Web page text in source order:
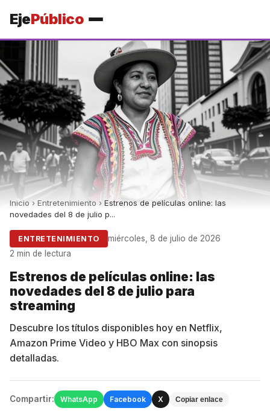
EjePúblico
Inicio › Entretenimiento › Estrenos de películas online: las
novedades del 8 de julio p...
ENTRETENIMIENTO
miércoles, 8 de julio de 2026
2 min de lectura
Estrenos de películas online: las
novedades del 8 de julio para
streaming
Descubre los títulos disponibles hoy en Netflix,
Amazon Prime Video y HBO Max con sinopsis
detalladas.
Compartir: WhatsApp Facebook X Copiar enlace